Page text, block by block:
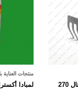
شوكة زراعية رباعية توتال 270
منتجات العناية
لمبادا أكسترا 10% عبوة لتر